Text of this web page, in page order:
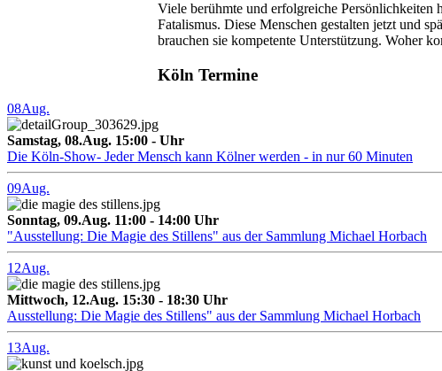
Viele berühmte und erfolgreiche Persönlichkeiten
Fatalismus. Diese Menschen gestalten jetzt und
brauchen sie kompetente Unterstützung. Woher
Köln Termine
08Aug.
Samstag, 08.Aug. 15:00 - Uhr
Die Köln-Show- Jeder Mensch kann Kölner werden - in nur 60 Minuten
09Aug.
Sonntag, 09.Aug. 11:00 - 14:00 Uhr
"Ausstellung: Die Magie des Stillens" aus der Sammlung Michael Horbach
12Aug.
Mittwoch, 12.Aug. 15:30 - 18:30 Uhr
Ausstellung: Die Magie des Stillens" aus der Sammlung Michael Horbach
13Aug.